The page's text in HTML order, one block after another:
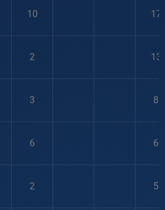
10 17
2 13
3 8
6 6
2 5